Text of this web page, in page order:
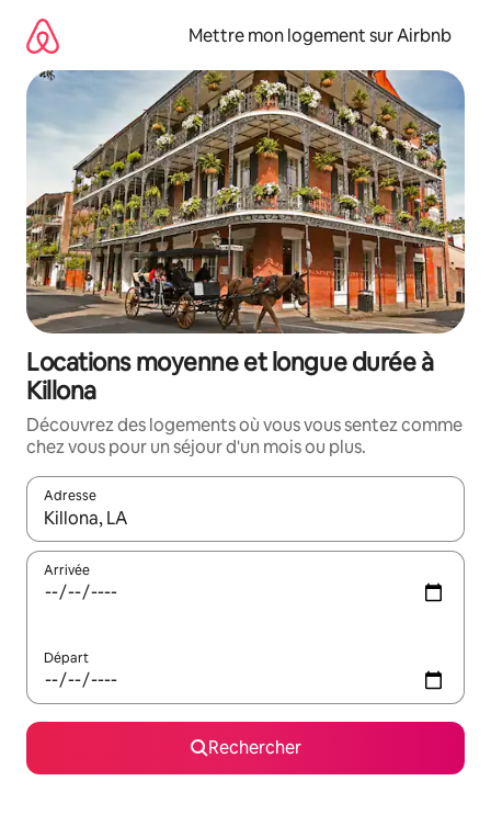
directement
contenu
Mettre mon logement sur Airbnb
Locations moyenne et longue durée à
Killona
Découvrez des logements où vous vous sentez comme
chez vous pour un séjour d'un mois ou plus.
Adresse
Lorsque les résultats s'affichent, utilisez les flèches vers le
Arrivée
Départ
Rechercher